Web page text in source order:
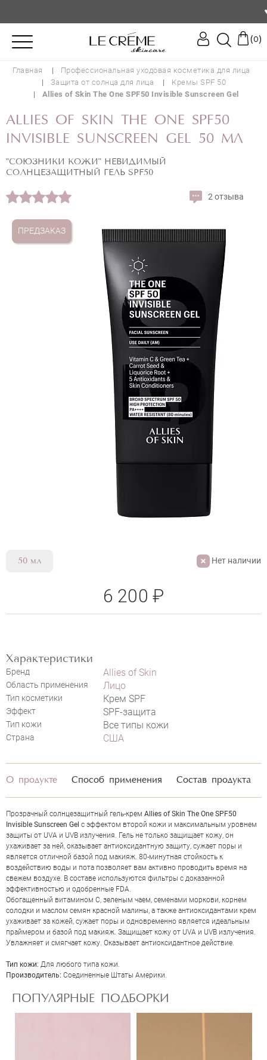
♥️
(0)
Главная
Профессиональная уходовая косметика для лица
Защита от солнца для лица
Кремы SPF 50
Allies of Skin The One SPF50 Invisible Sunscreen Gel
ALLIES OF SKIN THE ONE SPF50
INVISIBLE SUNSCREEN GEL 50 МЛ
"СОЮЗНИКИ КОЖИ" НЕВИДИМЫЙ
СОЛНЦЕЗАЩИТНЫЙ ГЕЛЬ SPF50
2 отзыва
ПРЕДЗАКАЗ
ALLIES OF SKIN THE ONE SPF50
INVISIBLE SUNSCREEN GEL
50 мл Нет наличии
Характеристики
Бренд Allies of Skin
Область применения Лицо
Тип косметики Крем SPF
Эффект SPF-защита
Тип кожи Все типы кожи
Страна США
6 200 ₽
ОЦЕНКА
Отправить
О продукте Способ применения Состав продукта
Прозрачный солнцезащитный гель-крем Allies of Skin The One SPF50
Invisible Sunscreen Gel с эффектом второй кожи и максимальным уровнем
защиты от UVA и UVB излучения. Гель не только защищает кожу, он
ухаживает за ней, оказывает антиоксидантную защиту, сужает поры и
является отличной базой под макияж. 80-минутная стойкость к
воздействию воды и пота позволяет вам активно проводить время на
свежем воздухе. В составе используются фильтры с доказанной
эффективностью и одобренные FDA.
Обогащенный витамином С, зеленым чаем, семенами моркови, корнем
солодки и маслом семян красной малины, а также антиоксидантами крем
ухаживает за кожей, сужает поры и одновременно является идеальным
праймером и базой под макияж. Защищает кожу от UVA и UVB излучения.
Увлажняет и смягчает кожу. Оказывает антиоксидантное действие.
Тип кожи: Для любого типа кожи.
Производитель: Соединенные Штаты Америки.
ПОПУЛЯРНЫЕ ПОДБОРКИ